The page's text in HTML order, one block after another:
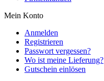
Mein Konto
Anmelden
Registrieren
Passwort vergessen?
Wo ist meine Lieferung?
Gutschein einlösen